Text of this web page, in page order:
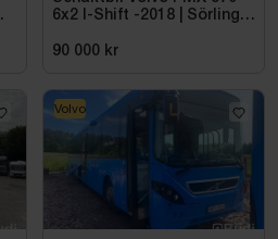
6x2 I-Shift -2018 | Sörling
90 000 kr
Volvo